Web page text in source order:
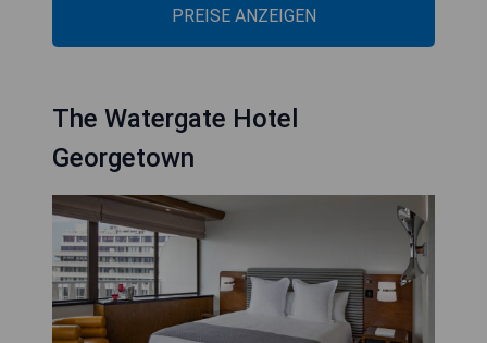
PREISE ANZEIGEN
The Watergate Hotel
Georgetown